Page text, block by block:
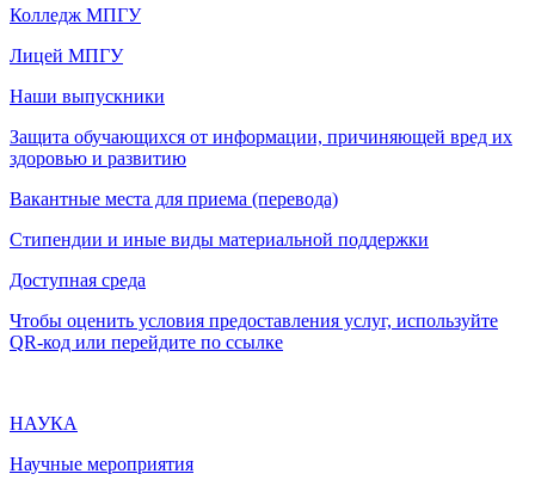
Колледж МПГУ
Лицей МПГУ
Наши выпускники
Защита обучающихся от информации, причиняющей вред их
здоровью и развитию
Вакантные места для приема (перевода)
Стипендии и иные виды материальной поддержки
Доступная среда
Чтобы оценить условия предоставления услуг, используйте
QR-код или перейдите по ссылке
НАУКА
Научные мероприятия